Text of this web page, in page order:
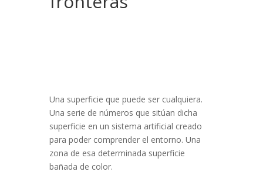
Una superficie que puede ser cualquiera.
Una serie de números que sitúan dicha
superficie en un sistema artificial creado
para poder comprender el entorno. Una
zona de esa determinada superficie
bañada de color.